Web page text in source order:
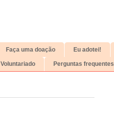
Faça uma doação Eu adotei!
Voluntariado Perguntas frequentes